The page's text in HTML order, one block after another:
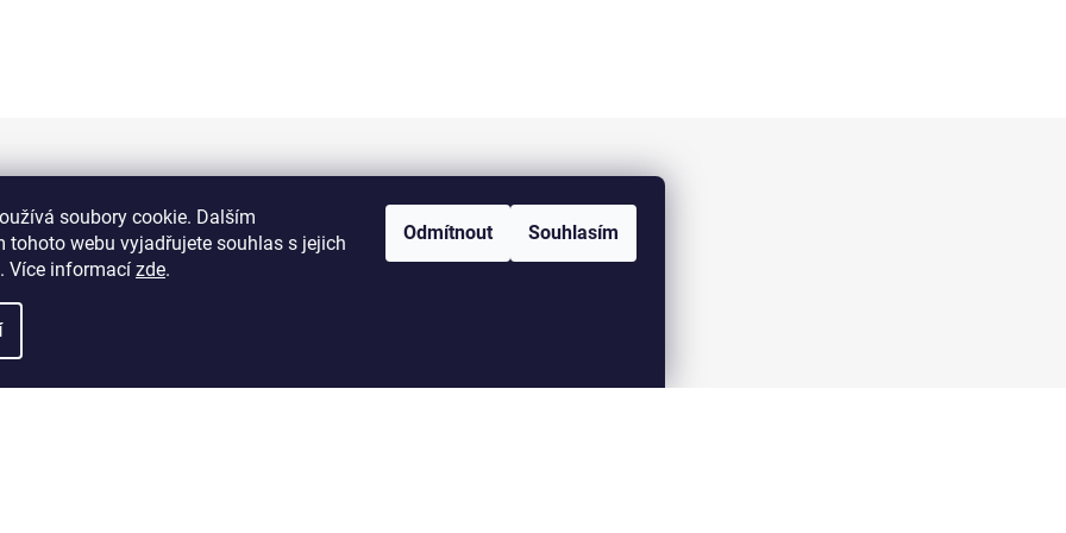
soubory cookie. Dalším
tohoto webu vyjadřujete souhlas s jejich
Více informací zde.
Odmítnout Souhlasím
Informace pro vás
Kontakty
Facebook